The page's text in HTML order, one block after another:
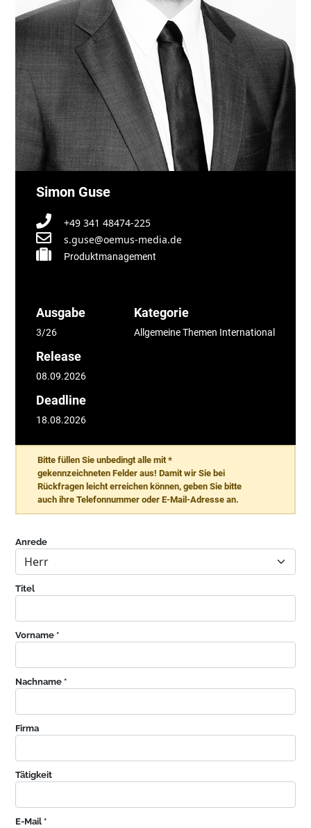
Simon Guse
+49 341 48474-225
s.guse@oemus-media.de
Produktmanagement
Ausgabe
3/26
Release
08.09.2026
Deadline
18.08.2026
Kategorie
Allgemeine Themen International
Bitte füllen Sie unbedingt alle mit *
gekennzeichneten Felder aus! Damit wir Sie bei
Rückfragen leicht erreichen können, geben Sie bitte
auch ihre Telefonnummer oder E-Mail-Adresse an.
Anrede
Titel
Vorname *
Nachname *
Firma
Tätigkeit
E-Mail *